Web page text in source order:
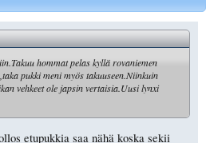
hommat pelas kyllä rovaniemen
pukki meni myös takuuseen.Niinkuin
vehkeet ole japsin vertaisia.Uusi lynxi
etupukkia saa nähä koska sekii